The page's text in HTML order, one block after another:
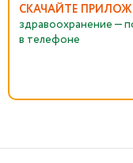
СКАЧАЙТЕ
здравоохранение —
в телефоне